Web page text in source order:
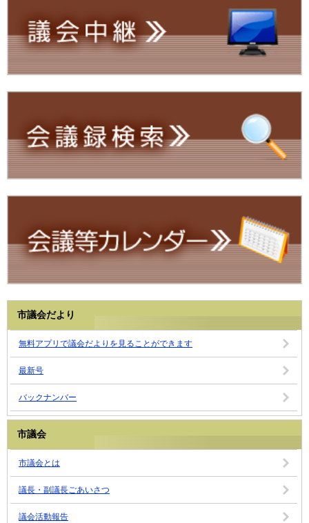
市議会だより
無料アプリで議会だよりを見ることができます
最新号
バックナンバー
市議会
市議会とは
議長・副議長ごあいさつ
議会活動報告